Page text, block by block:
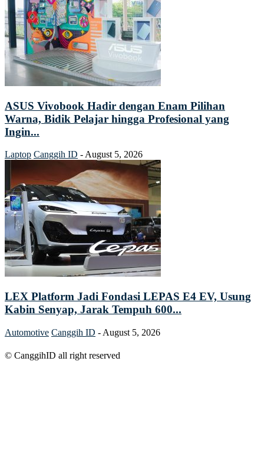
ASUS Vivobook Hadir dengan Enam Pilihan
Warna, Bidik Pelajar hingga Profesional yang
Ingin...
Laptop Canggih ID - August 5, 2026
LEX Platform Jadi Fondasi LEPAS E4 EV, Usung
Kabin Senyap, Jarak Tempuh 600...
Automotive Canggih ID - August 5, 2026
© CanggihID all right reserved